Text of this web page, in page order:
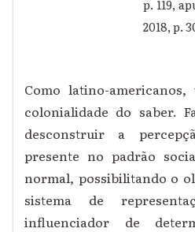
p. 119,
2018, p.
Como latino-
colonialidade do saber.
desconstruir a
presente no padrão
normal, possibilitando o
sistema de
influenciador de